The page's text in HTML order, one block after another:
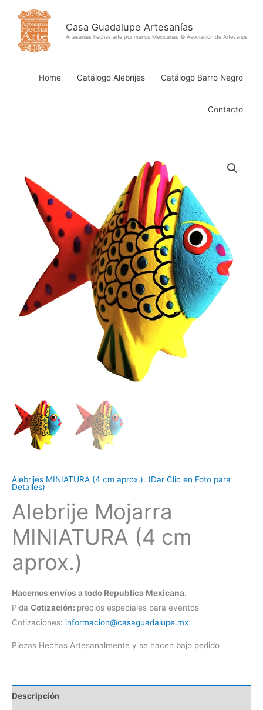
contenido
Casa Guadalupe Artesanías
Artesanías hechas arte por manos Mexicanas © Asociación de Artesanos
Home Catálogo Alebrijes Catálogo Barro Negro
Contacto
Alebrijes MINIATURA (4 cm aprox.). (Dar Clic en Foto para
Detalles)
Alebrije Mojarra
MINIATURA (4 cm
aprox.)
Hacemos envíos a todo Republica Mexicana.
Pida Cotización: precios especiales para eventos
Cotizaciones: informacion@casaguadalupe.mx
Piezas Hechas Artesanalmente y se hacen bajo pedido
Descripción